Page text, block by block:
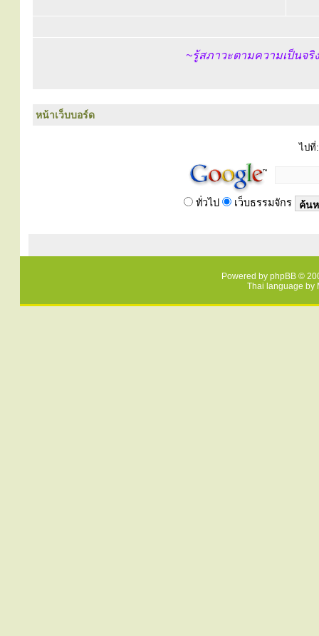
~รู้สภาวะตามความเป็นจ
หน้าเว็บบอร์ด
ไปที่:
ทั่วไป เว็บธรรมจักร
Powered by phpBB ©
Thai language by